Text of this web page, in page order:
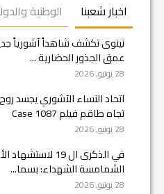
اخبار شعبنا الوطنية
نينوى تكشف شاهداً آشورياً
عمق الجذور الحضارية ...
28 يونيو, 2026
اتحاد النساء الآشوري يجسد
تجاه طاقم فيلم Case 1087
28 يونيو, 2026
في الذكرى ال 19
الشمامسة الشهداء: بسما...
28 يونيو, 2026